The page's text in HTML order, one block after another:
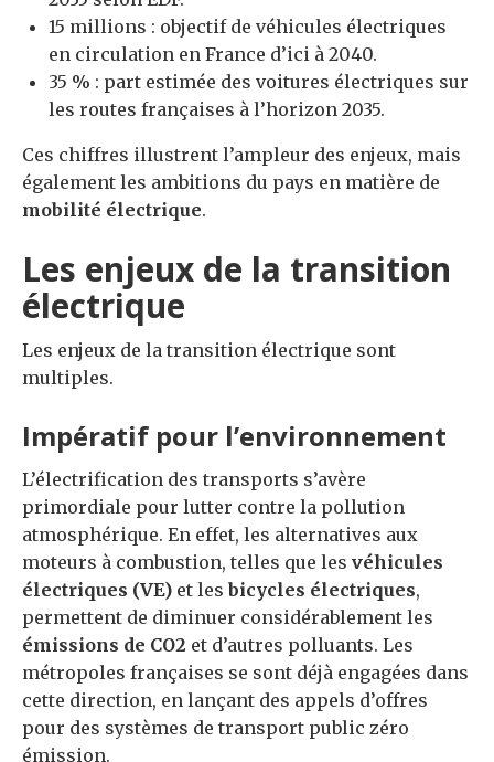
15 millions : objectif de véhicules électriques
en circulation en France d’ici à 2040.
35 % : part estimée des voitures électriques sur
les routes françaises à l’horizon 2035.
Ces chiffres illustrent l’ampleur des enjeux, mais
également les ambitions du pays en matière de
mobilité électrique.
Les enjeux de la transition
électrique
Les enjeux de la transition électrique sont
multiples.
Impératif pour l’environnement
L’électrification des transports s’avère
primordiale pour lutter contre la pollution
atmosphérique. En effet, les alternatives aux
moteurs à combustion, telles que les véhicules
électriques (VE) et lesbicycles électriques,
permettent de diminuer considérablement les
émissions de CO2 et d’autres polluants. Les
métropoles françaises se sont déjà engagées dans
cette direction, en lançant des appels d’offres
pour des systèmes de transport public zéro
émission.